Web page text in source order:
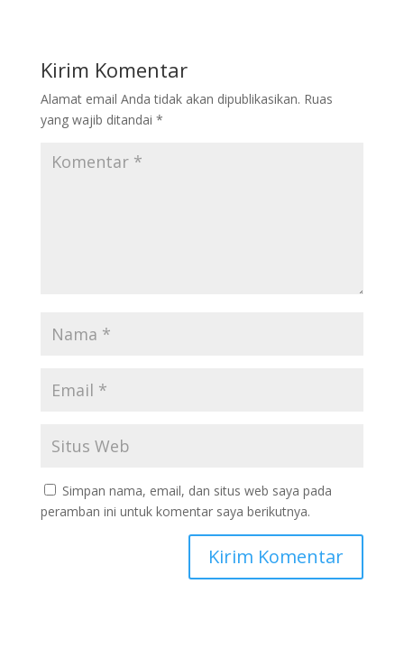
Kirim Komentar
Alamat email Anda tidak akan dipublikasikan. Ruas
yang wajib ditandai *
Simpan nama, email, dan situs web saya pada
peramban ini untuk komentar saya berikutnya.